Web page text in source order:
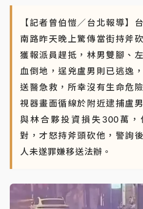
【記者曾伯愷／台北報導】
南路昨天晚上驚傳當街持斧
獲報派員趕抵，林男雙腳、
血倒地，逞兇盧男則已逃逸
送醫急救，所幸沒有生命危
視器畫面循線於附近逮捕盧
與林合夥投資損失300萬，
對，才怒持斧頭砍他，警詢
人未遂罪嫌移送法辦。